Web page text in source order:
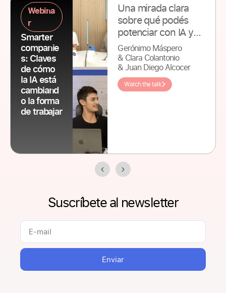
Webina
r
Smarter
companie
s: Claves
de cómo
la IA está
cambiand
o la forma
de trabajar
Una mirada clara
sobre qué podés
potenciar con IA y
qué es
irreemplazable. La IA
es excelente para
resolver procesos
operativos y
seguir siendo
siempre humanos.
Te llevás el criterio
Gerónimo Máspero
& Clara Colantonio
& Juan Diego Alcocer
Watch the talk
Suscríbete al newsletter
Enviar